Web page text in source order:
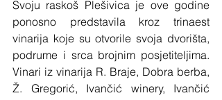
Svoju raskoš Plešivica je ove godine
ponosno predstavila kroz trinaest
vinarija koje su otvorile svoja dvorišta,
podrume i srca brojnim posjetiteljima.
Vinari iz vinarija R. Braje, Dobra berba,
Ž. Gregorić, Ivančić winery, Ivančić